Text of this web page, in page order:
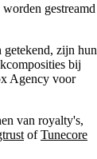
gestreamd
getekend, zijn hun
bij
Agency voor
van royalty's,
ofTunecore